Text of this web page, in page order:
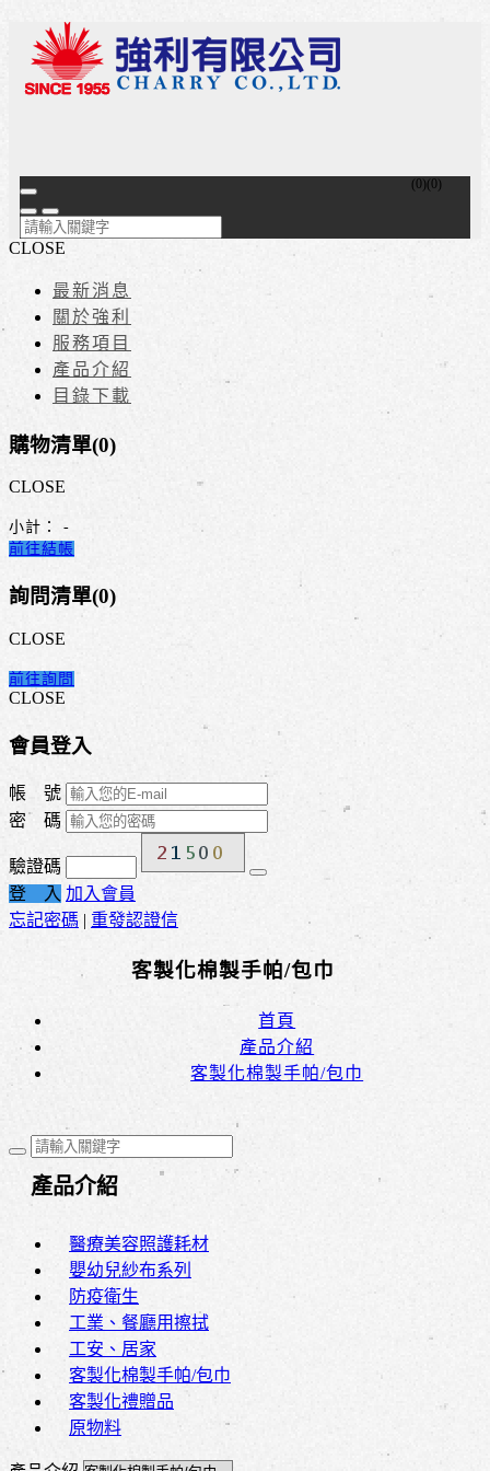
(0)(0)
CLOSE
最新消息
關於強利
服務項目
產品介紹
目錄下載
購物清單(0)
CLOSE
小計：
-
前往結帳
詢問清單(0)
CLOSE
前往詢問
CLOSE
會員登入
帳 號
密 碼
驗證碼
登 入 加入會員
忘記密碼 | 重發認證信
客製化棉製手帕/包巾
首頁
產品介紹
客製化棉製手帕/包巾
產品介紹
醫療美容照護耗材
嬰幼兒紗布系列
防疫衛生
工業、餐廳用擦拭
工安、居家
客製化棉製手帕/包巾
客製化禮贈品
原物料